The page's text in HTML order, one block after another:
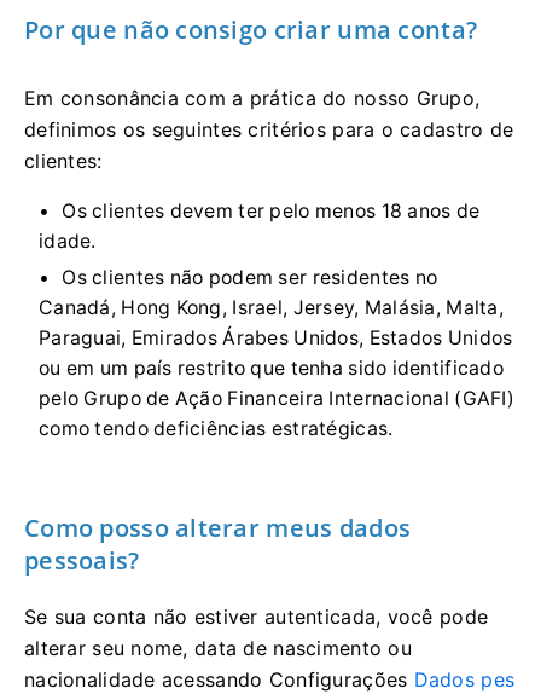
Por que não consigo criar uma conta?
Em consonância com a prática do nosso Grupo,
definimos os seguintes critérios para o cadastro de
clientes:
Os clientes devem ter pelo menos 18 anos de
idade.
Os clientes não podem ser residentes no
Canadá, Hong Kong, Israel, Jersey, Malásia, Malta,
Paraguai, Emirados Árabes Unidos, Estados Unidos
ou em um país restrito que tenha sido identificado
pelo Grupo de Ação Financeira Internacional (GAFI)
como tendo deficiências estratégicas.
Como posso alterar meus dados
pessoais?
Se sua conta não estiver autenticada, você pode
alterar seu nome, data de nascimento ou
nacionalidade acessando Configurações Dados pes